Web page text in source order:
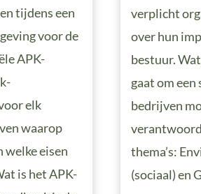
tijdens een
voor de
APK-
elk
waarop
welke eisen
is het APK-
verplicht
over hun
bestuur.
gaat om een
bedrijven
thema’s:
(sociaal) en